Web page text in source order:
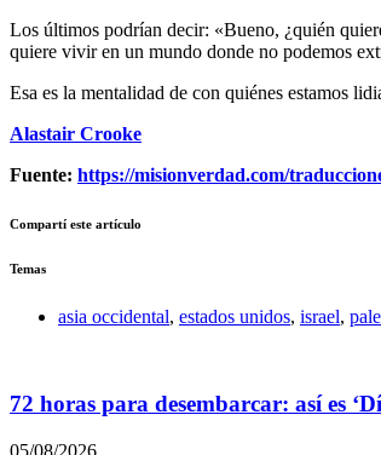
Los últimos podrían decir: «Bueno, ¿quién
quiere vivir en un mundo donde no podemos
Esa es la mentalidad de con quiénes estamos
Alastair Crooke
Fuente: https://misionverdad.com/
Compartí este artículo
Temas
asia occidental, estados unidos, israel,
72 horas para desembarcar: así es